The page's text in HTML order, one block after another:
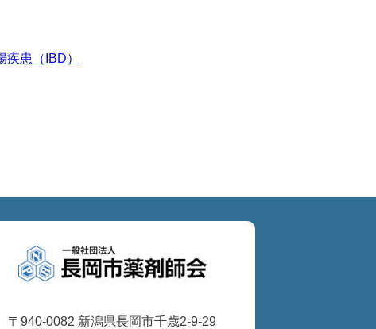
患（IBD）
〒940-0082 新潟県長岡市千歳2-9-29